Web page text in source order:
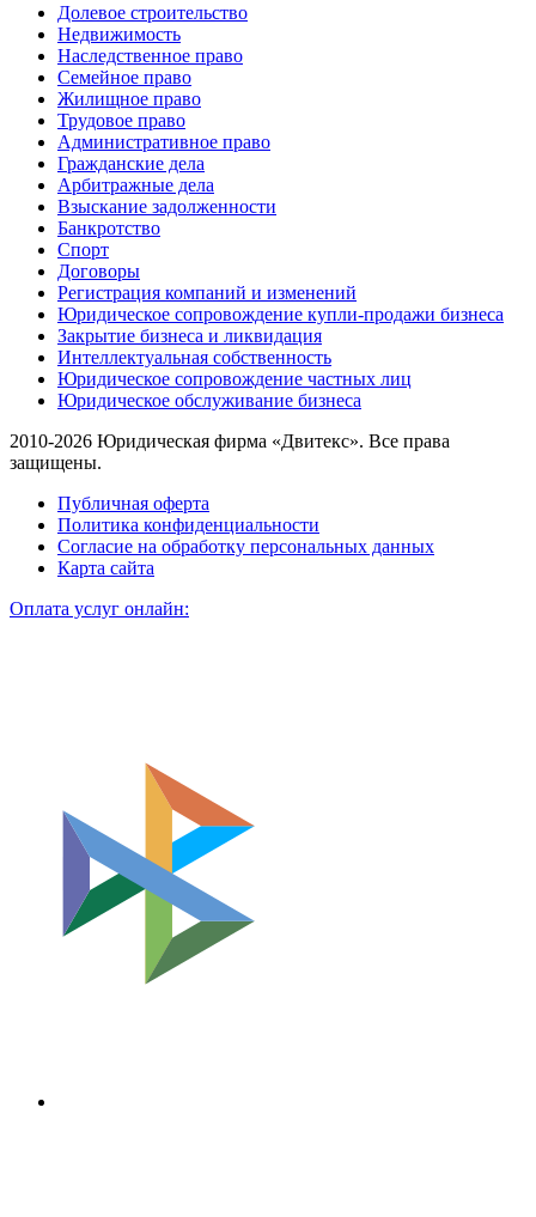
Долевое строительство
Недвижимость
Наследственное право
Семейное право
Жилищное право
Трудовое право
Административное право
Гражданские дела
Арбитражные дела
Взыскание задолженности
Банкротство
Спорт
Договоры
Регистрация компаний и изменений
Юридическое сопровождение купли-продажи бизнеса
Закрытие бизнеса и ликвидация
Интеллектуальная собственность
Юридическое сопровождение частных лиц
Юридическое обслуживание бизнеса
2010-2026 Юридическая фирма «Двитекс». Все права
защищены.
Публичная оферта
Политика конфиденциальности
Согласие на обработку персональных данных
Карта сайта
Оплата услуг онлайн: